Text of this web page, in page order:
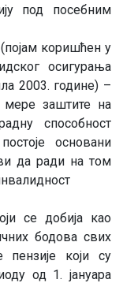
под посебним
коришћен у
осигурања
2003. године) –
мере заштите на
способност
основани
да ради на том
се добија као
бодова свих
пензије који су
од 1. јануара